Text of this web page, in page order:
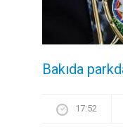
Bakıda
17:52